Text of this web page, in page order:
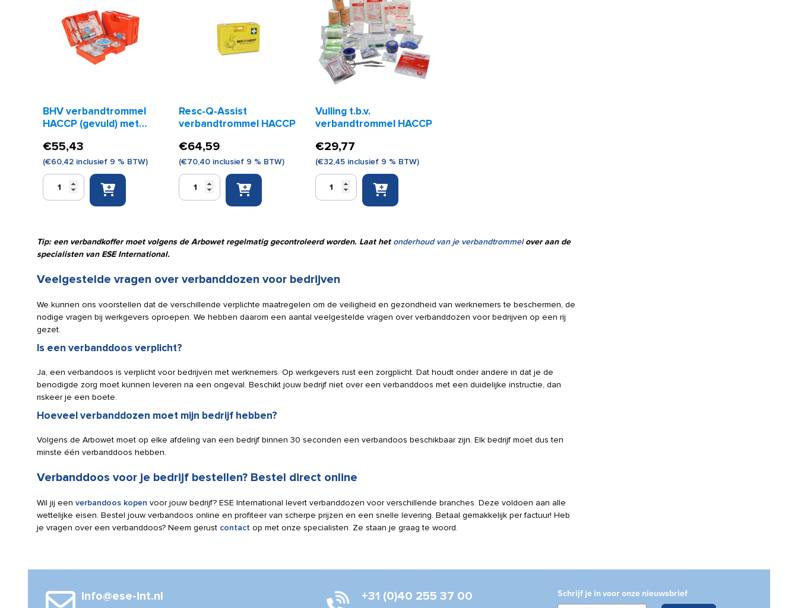
BHV verbandtrommel
HACCP (gevuld) met
€55,43
(€60,42 inclusief 9 % BTW)
BHV
verbandtrommel
wandhouder
aantal
Resc-Q-Assist
verbandtrommel HACCP
€64,59
(€70,40 inclusief 9 % BTW)
Resc-
aantal
Vulling t.b.v.
verbandtrommel HACCP
€29,77
(€32,45inclusief 9 % BTW)
Vulling
verbandtrommel
Tip: een verbandkoffer moet volgens de Arbowet regelmatig gecontroleerd worden. Laat het onderhoud van je verbandtrommelover aan de
specialisten van ESE International.
Veelgestelde vragen over verbanddozen voor bedrijven
We kunnen ons voorstellen dat de verschillende verplichte maatregelen om de veiligheid en gezondheid van werknemers te beschermen, de
nodige vragen bij werkgevers oproepen. We hebben daarom een aantal veelgestelde vragen over verbanddozen voor bedrijven op een rij
gezet.
Is een verbanddoos verplicht?
Ja, een verbandoos is verplicht voor bedrijven met werknemers. Op werkgevers rust een zorgplicht. Dat houdt onder andere in dat je de
benodigde zorg moet kunnen leveren na een ongeval. Beschikt jouw bedrijf niet over een verbanddoos met een duidelijke instructie, dan
riskeer je een boete.
Hoeveel verbanddozen moet mijn bedrijf hebben?
Volgens de Arbowet moet op elke afdeling van een bedrijf binnen 30 seconden een verbandoos beschikbaar zijn. Elk bedrijf moet dus ten
minste één verbanddoos hebben.
Verbanddoos voor je bedrijf bestellen? Bestel direct online
Wil jij een verbandoos kopen voor jouw bedrijf? ESE International levert verbanddozen voor verschillende branches. Deze voldoen aan alle
wettelijke eisen. Bestel jouw verbandoos online en profiteer van scherpe prijzen en een snelle levering. Betaal gemakkelijk per factuur! Heb
je vragen over een verbanddoos? Neem gerust contact op met onze specialisten. Ze staan je graag te woord.
info@ese-int.nl +31 (0)40 255 37 00 Schrijf je in voor onze nieuwsbrief